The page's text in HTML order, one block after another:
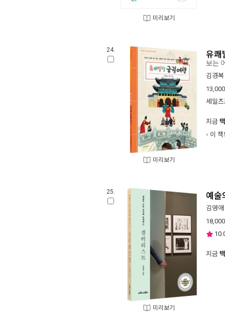
미리보기
24.
미리보기
유쾌
보는
김경복
13,000
세일
지금
이
25.
미리보기
예술
김영애
18,000
지금